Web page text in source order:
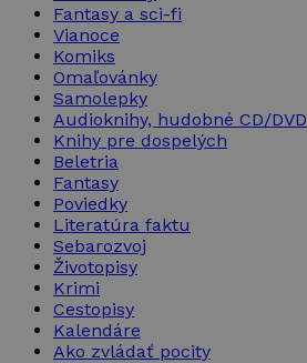
Fantasy a sci-fi
Vianoce
Komiks
Omaľovánky
Samolepky
Audioknihy, hudobné CD/DVD
Knihy pre dospelých
Beletria
Fantasy
Poviedky
Literatúra faktu
Sebarozvoj
Životopisy
Krimi
Cestopisy
Kalendáre
Ako zvládať pocity